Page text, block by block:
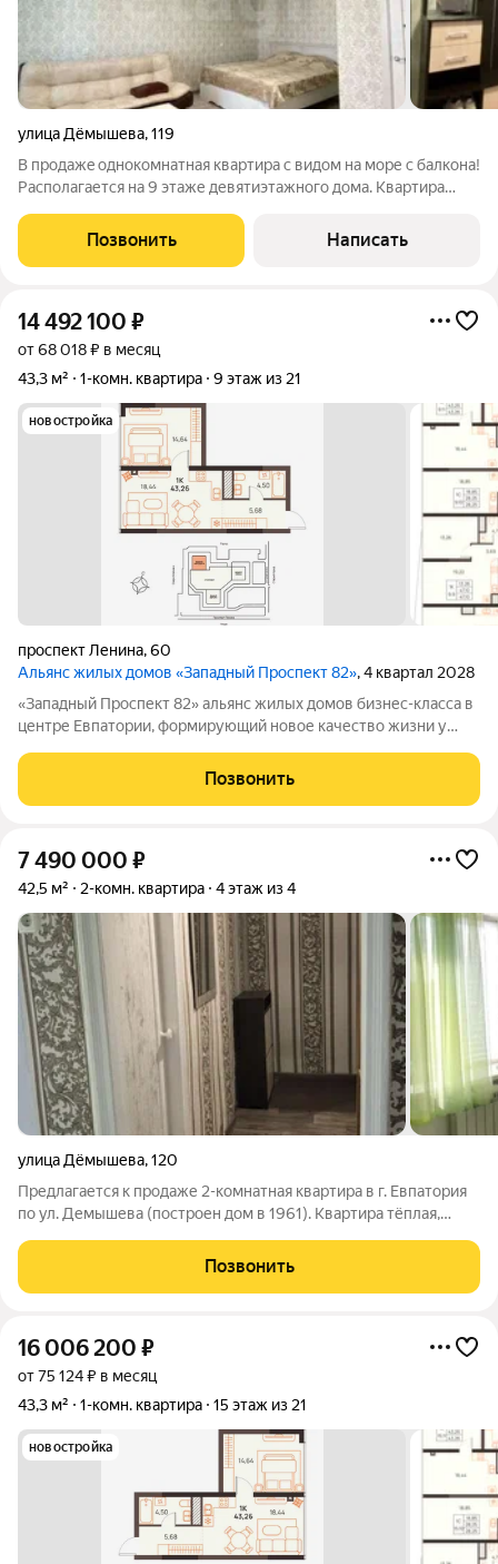
улица Дёмышева,119
B пpoдажe однокомнатная квартира с видом нa моpе с балкoнa!
Располагается на 9 этаже девятиэтажного дома. Квартира
квартире есть альков , где можно отделить перегородками и
сделать дополнительно
Позвонить Написать
14 492 100 ₽
от 68 018 ₽ в месяц
43,3 м²
1-комн. квартира 9 этаж из 21
новостройка
проспект Ленина,60
Альянс жилых домов «Западный Проспект 82», 4 квартал 2028
«Западный Проспект 82» альянс жилых домов бизнес-класса в
центре Евпатории, формирующий новое качество жизни у
городской среды и курортного образа жизни: здесь можно
работать, развиваться и отдыхать,
Позвонить
7 490 000 ₽
42,5 м² 2-комн. квартира 4 этаж из 4
улица Дёмышева,120
Предлагается к продаже 2-кoмнатнaя квартира в г. Евпатория
по ул. Демышева (построен дом в 1961). Квартира тёплая,
выходят во двор. Квартира полностью готова к проживанию
можно сразу заезжать.
Позвонить
16 006 200 ₽
от 75 124 ₽ в месяц
43,3 м²
1-комн. квартира 15 этаж из 21
новостройка